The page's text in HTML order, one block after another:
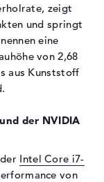
LED-
zeigt
und springt
eine
von 2,68
aus Kunststoff
der NVIDIA
Intel Core i7-
von